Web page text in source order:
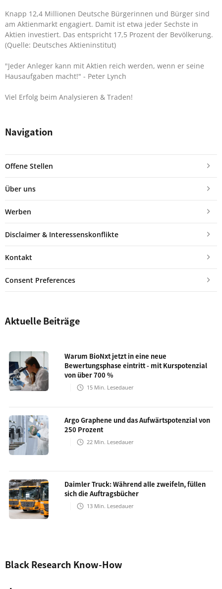
Knapp 12,4 Millionen Deutsche Bürgerinnen und Bürger sind
am Aktienmarkt engagiert. Damit ist etwa jeder Sechste in
Aktien investiert. Das entspricht 17,5 Prozent der Bevölkerung.
(Quelle: Deutsches Aktieninstitut)
"Jeder Anleger kann mit Aktien reich werden, wenn er seine
Hausaufgaben macht!" - Peter Lynch
Viel Erfolg beim Analysieren & Traden!
Navigation
Offene Stellen
Über uns
Werben
Disclaimer & Interessenskonflikte
Kontakt
Consent Preferences
Aktuelle Beiträge
Warum BioNxt jetzt in eine neue
Bewertungsphase eintritt - mit Kurspotenzial
von über 700 %
15 Min. Lesedauer
Argo Graphene und das Aufwärtspotenzial von
250 Prozent
22 Min. Lesedauer
Daimler Truck: Während alle zweifeln, füllen
sich die Auftragsbücher
13 Min. Lesedauer
Black Research Know-How